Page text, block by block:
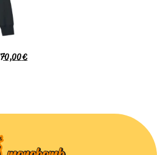
70,00€